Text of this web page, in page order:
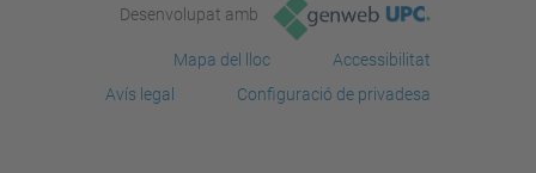
Desenvolupat amb
Mapa del lloc
Accessibilitat
Avís legal
Configuració de privadesa